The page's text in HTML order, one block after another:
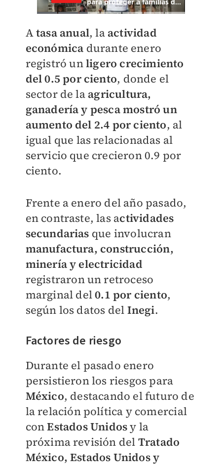
Atasa anual, laactividad
económica durante enero
registró unligero crecimiento
del 0.5 por ciento, donde el
sector de la agricultura,
ganadería y pesca mostró un
aumento del 2.4 por ciento, al
igual que las relacionadas al
servicio que crecieron 0.9 por
ciento.
Frente a enero del año pasado,
en contraste, las actividades
secundarias que involucran
manufactura, construcción,
minería y electricidad
registraron un retroceso
marginal del0.1 por ciento,
según los datos del Inegi.
Factores de riesgo
Durante el pasado enero
persistieron los riesgos para
México, destacando el futuro de
la relación política y comercial
conEstados Unidosy la
próxima revisión del Tratado
México, Estados Unidos y